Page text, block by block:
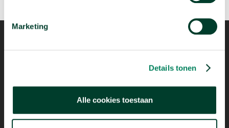
Marketing
Details tonen
Alle cookies toestaan
Mogelijk dankzij